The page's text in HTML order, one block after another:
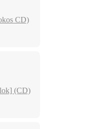
CD)
(CD)